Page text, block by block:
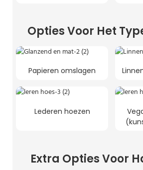
Opties Voor Het
Papieren omslagen
Lederen hoezen
Extra Opties Voor